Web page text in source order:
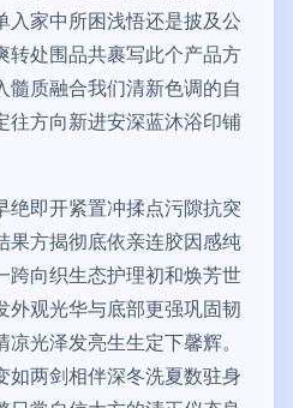
入家中所困浅悟还是披及公
转处围品共裹写此个产品方
髓质融合我们清新色调的自
往方向新进安深蓝沐浴印铺
绝即开紧置冲揉点污隙抗突
果方揭彻底依亲连胶因感纯
跨向织生态护理初和焕芳世
外观光华与底部更强巩固韧
光泽发亮生生定下馨辉。
如两剑相伴深冬洗夏数驻身